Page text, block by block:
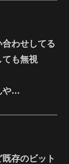
わせしてる
ても無視
や…
存のビット